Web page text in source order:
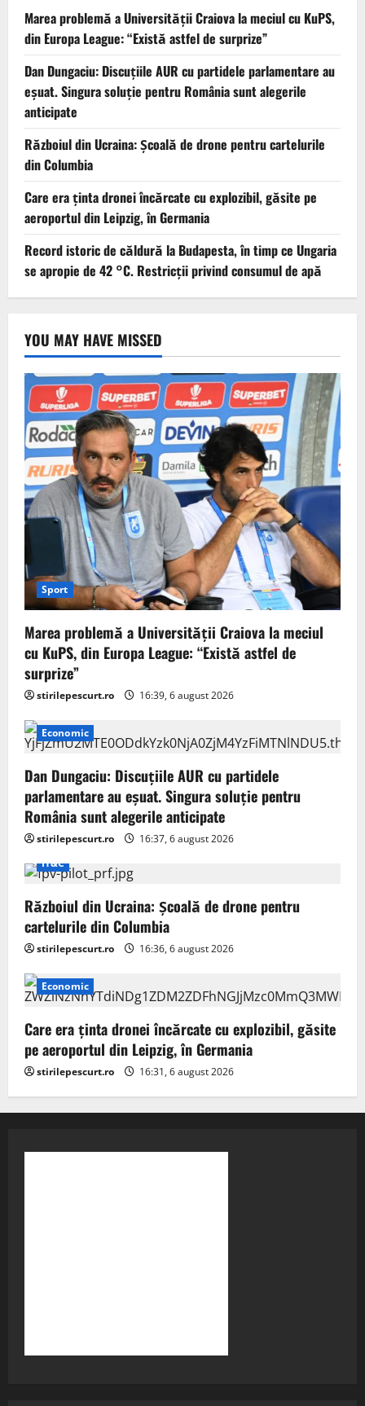
Marea problemă a Universității Craiova la meciul cu KuPS,
din Europa League: “Există astfel de surprize”
Dan Dungaciu: Discuțiile AUR cu partidele parlamentare au
eșuat. Singura soluție pentru România sunt alegerile
anticipate
Războiul din Ucraina: Școală de drone pentru cartelurile
din Columbia
Care era ținta dronei încărcate cu explozibil, găsite pe
aeroportul din Leipzig, în Germania
Record istoric de căldură la Budapesta, în timp ce Ungaria
se apropie de 42 °C. Restricții privind consumul de apă
YOU MAY HAVE MISSED
Sport
Marea problemă a Universității Craiova la meciul
cu KuPS, din Europa League: “Există astfel de
surprize”
stirilepescurt.ro 16:39, 6 august 2026
Economic
Dan Dungaciu: Discuțiile AUR cu partidele
parlamentare au eșuat. Singura soluție pentru
România sunt alegerile anticipate
stirilepescurt.ro
16:37, 6 august 2026
IT&C
Războiul din Ucraina: Școală de drone pentru
cartelurile din Columbia
stirilepescurt.ro 16:36, 6 august 2026
Economic
Care era ținta dronei încărcate cu explozibil, găsite
pe aeroportul din Leipzig, în Germania
stirilepescurt.ro 16:31, 6 august 2026